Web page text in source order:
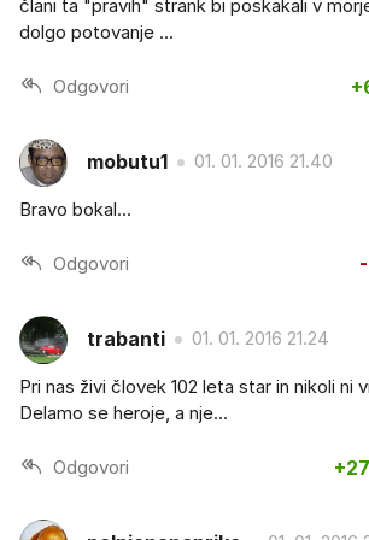
člani ta "pravih" strank bi poskakali v
dolgo potovanje ...
Odgovori
mobutu1 01. 01. 2016 21.40
Bravo bokal...
Odgovori
trabanti 01. 01. 2016 21.24
Pri nas živi človek 102 leta star in nikoli ni
Delamo se heroje, a nje...
Odgovori +27